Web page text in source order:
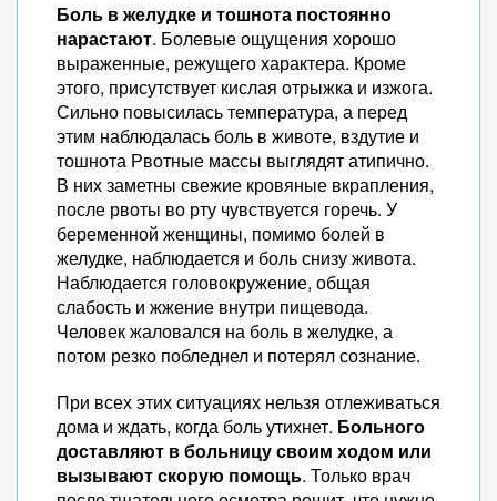
Боль в желудке и тошнота постоянно
нарастают. Болевые ощущения хорошо
выраженные, режущего характера. Кроме
этого, присутствует кислая отрыжка и изжога.
Сильно повысилась температура, а перед
этим наблюдалась боль в животе, вздутие и
тошнота Рвотные массы выглядят атипично.
В них заметны свежие кровяные вкрапления,
после рвоты во рту чувствуется горечь. У
беременной женщины, помимо болей в
желудке, наблюдается и боль снизу живота.
Наблюдается головокружение, общая
слабость и жжение внутри пищевода.
Человек жаловался на боль в желудке, а
потом резко побледнел и потерял сознание.
При всех этих ситуациях нельзя отлеживаться
дома и ждать, когда боль утихнет. Больного
доставляют в больницу своим ходом или
вызывают скорую помощь. Только врач